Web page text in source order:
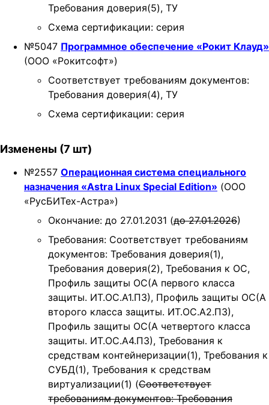
Требования доверия(5), ТУ
Схема сертификации: серия
№5047 Программное обеспечение «Рокит Клауд»
(ООО «Рокитсофт»)
Соответствует требованиям документов:
Требования доверия(4), ТУ
Схема сертификации: серия
Изменены (7 шт)
№2557 Операционная система специального
назначения «Astra Linux Special Edition» (ООО
«РусБИТех-Астра»)
Окончание: до 27.01.2031 (до 27.01.2026)
Требования: Соответствует требованиям
документов: Требования доверия(1),
Требования доверия(2), Требования к ОС,
Профиль защиты ОС(А первого класса
защиты. ИТ.ОС.А1.ПЗ), Профиль защиты ОС(А
второго класса защиты. ИТ.ОС.А2.ПЗ),
Профиль защиты ОС(А четвертого класса
защиты. ИТ.ОС.А4.ПЗ), Требования к
средствам контейнеризации(1), Требования к
СУБД(1), Требования к средствам
виртуализации(1) (Соответствует
требованиям документов: Требования